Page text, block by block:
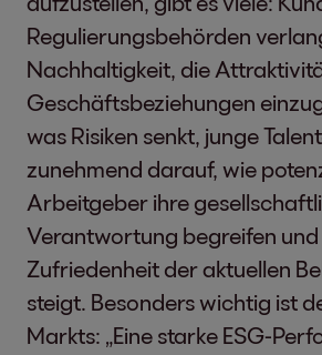
Regulierungsbehörden
Nachhaltigkeit, die
Geschäftsbeziehungen
was Risiken senkt, junge
zunehmend darauf, wie
Arbeitgeber ihre
Verantwortung begreifen und
Zufriedenheit der aktuellen
steigt. Besonders wichtig ist
Markts: „Eine starke ESG-